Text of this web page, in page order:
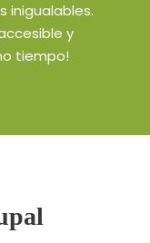
inigualables.
y
tiempo!